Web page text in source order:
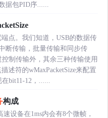
据包PID序......
点。我们知道，USB的数据传
断传输，批量传输和同步传
制传输外，其余三种传输使用
述符的wMaxPacketSize来配置
bit11-12，......
构成
设备在1ms内会有8个微帧，